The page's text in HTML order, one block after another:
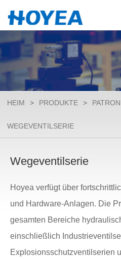
HEIM > PRODUKTE >
WEGEVENTILSERIE
Wegeventilserie
Hoyea verfügt über
und Hardware-Anlagen. Die
gesamten Bereiche
einschließlich
Explosionsschutzventilserien